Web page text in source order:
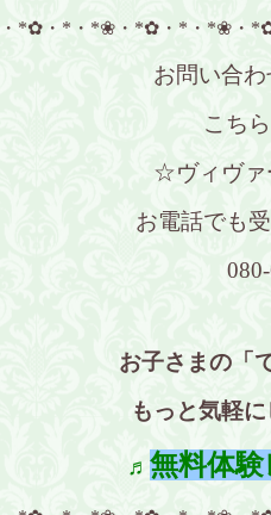
・*✿・*・*❀・*✿・*・*❀・
お問い合
こち
☆ヴィヴァ
お電話でも
お子さまの「
もっと気軽
♬ 無料体